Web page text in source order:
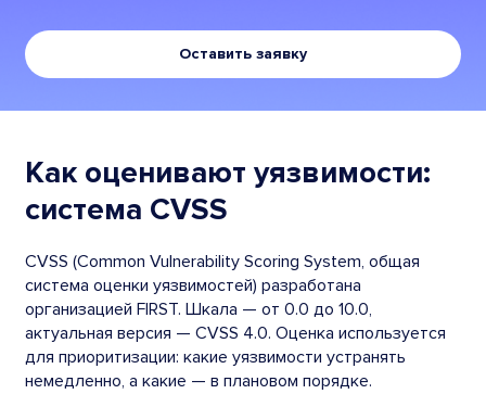
Оставить заявку
Как оценивают уязвимости:
система CVSS
CVSS (Common Vulnerability Scoring System, общая
система оценки уязвимостей) разработана
организацией FIRST. Шкала — от 0.0 до 10.0,
актуальная версия — CVSS 4.0. Оценка используется
для приоритизации: какие уязвимости устранять
немедленно, а какие — в плановом порядке.